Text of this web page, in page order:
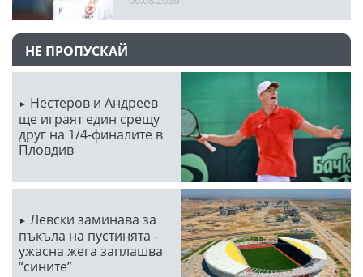
НЕ ПРОПУСКАЙ
Нестеров и Андреев
ще играят един срещу
друг на 1/4-финалите в
Пловдив
Левски заминава за
пъкъла на пустинята -
ужасна жега заплашва
“сините”